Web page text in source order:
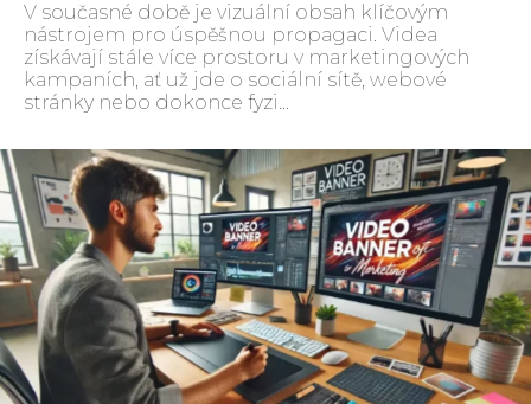
V současné době je vizuální obsah klíčovým
nástrojem pro úspěšnou propagaci. Videa
získávají stále více prostoru v marketingových
kampaních, ať už jde o sociální sítě, webové
stránky nebo dokonce fyzi...